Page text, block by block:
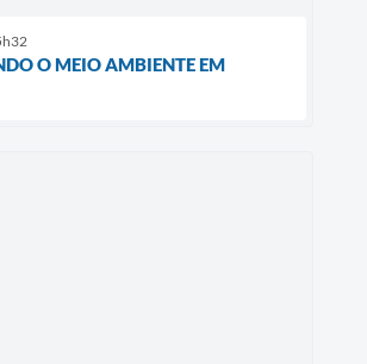
O MEIO AMBIENTE EM